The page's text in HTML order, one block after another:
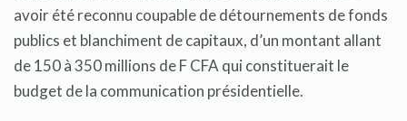
avoir été reconnu coupable de détournements de fonds
publics et blanchiment de capitaux, d’un montant allant
de 150 à 350 millions de F CFA qui constituerait le
budget de la communication présidentielle.